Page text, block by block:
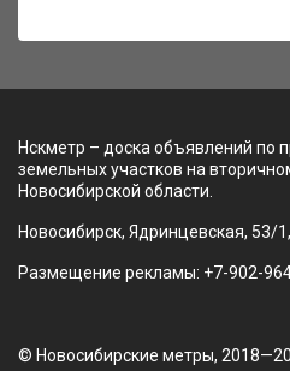
Нскметр – доска объявлений по
земельных участков на
Новосибирской области.
Новосибирск, Ядринцевская, 53/
Размещение рекламы: +7-902-
© Новосибирские метры,